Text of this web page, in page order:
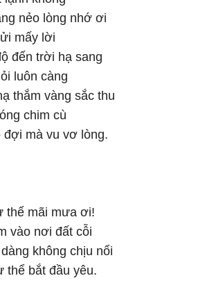
nẻo lòng nhớ ơi
mấy lời
đến trời hạ sang
luôn càng
thắm vàng sắc thu
chim cù
đợi mà vu vơ lòng.
thế mãi mưa ơi!
vào nơi đất cỗi
không chịu nổi
thể bắt đầu yêu.